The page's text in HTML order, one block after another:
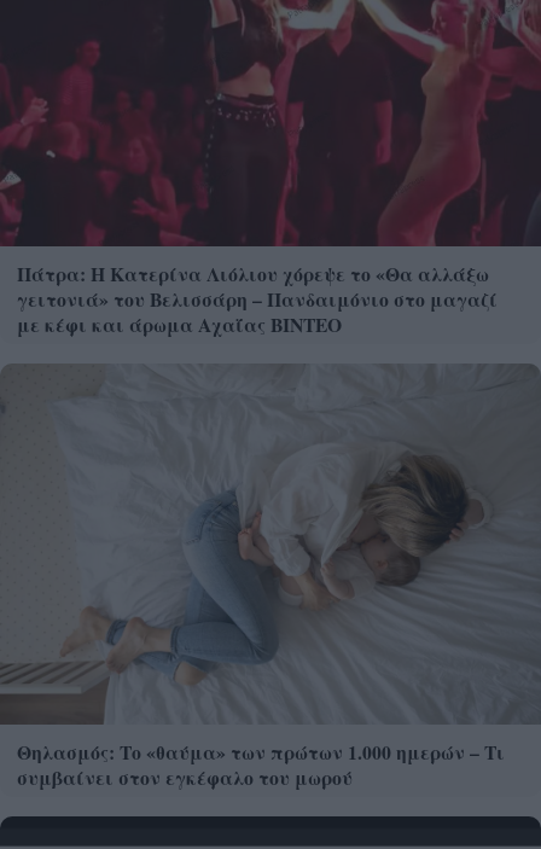
Πάτρα: Η Κατερίνα Λιόλιου χόρεψε το «Θα αλλάξω
γειτονιά» του Βελισσάρη – Πανδαιμόνιο στο μαγαζί
με κέφι και άρωμα Αχαΐας ΒΙΝΤΕΟ
Θηλασμός: Το «θαύμα» των πρώτων 1.000 ημερών – Τι
συμβαίνει στον εγκέφαλο του μωρού